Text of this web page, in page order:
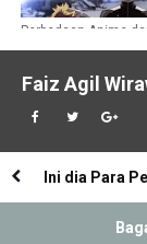
Perbedaan Anime
Faiz Agil
Ini dia Para